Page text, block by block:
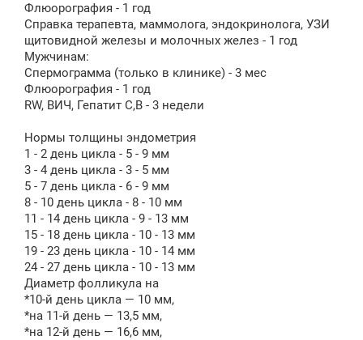
Флюорография - 1 год
Справка терапевта, маммолога, эндокринолога, УЗИ
щитовидной железы и молочных желез - 1 год
Мужчинам:
Спермограмма (только в клинике) - 3 мес
Флюорография - 1 год
RW, ВИЧ, Гепатит С,В - 3 недели
Нормы толщины эндометрия
1 - 2 день цикла - 5 - 9 мм
3 - 4 день цикла - 3 - 5 мм
5 - 7 день цикла - 6 - 9 мм
8 - 10 день цикла - 8 - 10 мм
11 - 14 день цикла - 9 - 13 мм
15 - 18 день цикла - 10 - 13 мм
19 - 23 день цикла - 10 - 14 мм
24 - 27 день цикла - 10 - 13 мм
Диаметр фолликула на
*10-й день цикла — 10 мм,
*на 11-й день — 13,5 мм,
*на 12-й день — 16,6 мм,